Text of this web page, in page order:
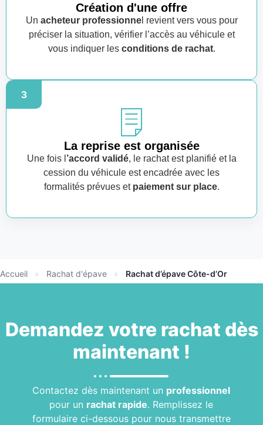
Création d'une offre
Un acheteur professionnel revient vers vous pour
préciser la situation, vérifier l’accès au véhicule et
vous indiquer les conditions de rachat.
3
La reprise est organisée
Une fois l ’accord validé, le rachat est planifié et la
cession du véhicule est encadrée avec les
formalités prévues et paiement sur place.
Accueil » Rachat d'épave » Rachat d’épave Côte-d’Or
Demandez votre rachat dès
maintenant !
Contactez dès maintenant un professionnel
pour un rachat rapide. Remplissez le
formulaire ci-dessous pour nous transmettre